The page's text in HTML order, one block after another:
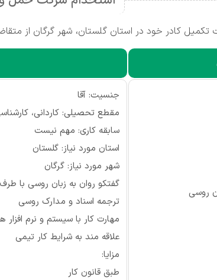
کادر خود در استان گلستان، شهر گرگان از
روسی
جنسیت: آقا
مقطع تحصیلی: کاردانی،
سابقه کاری: مهم نیست
استان مورد نیاز: گلستان
شهر مورد نیاز: گرگان
گفتکو روان به زبان روسی با
ترجمه اسناد و مدارک روسی
مهارت کار با سیستم و نرم
علاقه مند به شرایط کار تیمی
مزایا:
طبق قانون کار